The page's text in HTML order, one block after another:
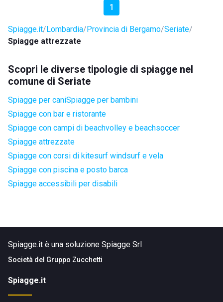
1
Spiagge.it Lombardia Provincia di Bergamo Seriate
Spiagge attrezzate
Scopri le diverse tipologie di spiagge nel
comune di Seriate
Spiagge per caniSpiagge per bambini
Spiagge con bar e ristorante
Spiagge con campi di beachvolley e beachsoccer
Spiagge attrezzate
Spiagge con corsi di kitesurf windsurf e vela
Spiagge con piscina e posto barca
Spiagge accessibili per disabili
Spiagge.it è una soluzione Spiagge Srl
Società del Gruppo Zucchetti
Spiagge.it